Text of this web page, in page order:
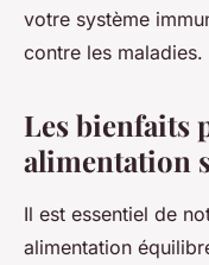
votre système
contre les maladies.
Les bienfaits
alimentation
Il est essentiel de
alimentation